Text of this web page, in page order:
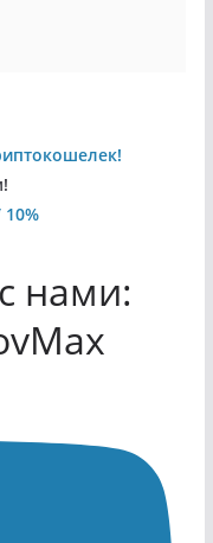
нами: